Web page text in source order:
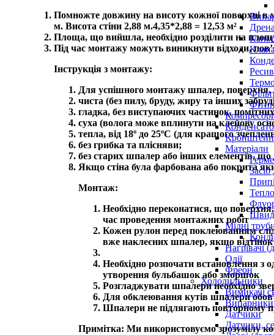
Матеріали
Мідні
Нагрівачі
Олії
Фреон
Холодильники
Вимикачі
Випарники
Датчики
Датчики,
Помножте довжину на висоту кожної поверхні в
м. Висота стіни 2,88 м.4,35*2,88 = 12,53 м²
Площа, що вийшла, необхідно розділити на
Під час монтажу можуть виникнути відходи,
Інструкція з монтажу:
Для успішного монтажу шпалер,
чиста (без пилу, бруду, жиру та інших
гладка, без виступаючих частинок,
суха (волога може вплинути на клейову
тепла, від 18º до 25ºС (для кращого
без грибка та плісняви;
без старих шпалер або інших елементів,
Якщо стіна була фарбована або покрита
Монтаж:
Необхідно переконатися, що
час проведення монтажних робіт
Кожен рулон перед поклеюванням слід
вже наклеєних шпалер, якщо відтінок
Необхідно розпочати встановлення з
утворення бульбашок або зморшок
Розгладжувати шпалери необхідно
Для обклеювання кутів шпалери
Шпалери не підлягають повторному
Примітка: Ми використовуємо зрозумілу